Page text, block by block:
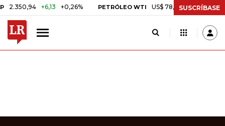
+6,13 +0,26% PETRÓLEO WTI US$ 78,01 US$ 2,92 +3,89%
SUSCRÍBASE